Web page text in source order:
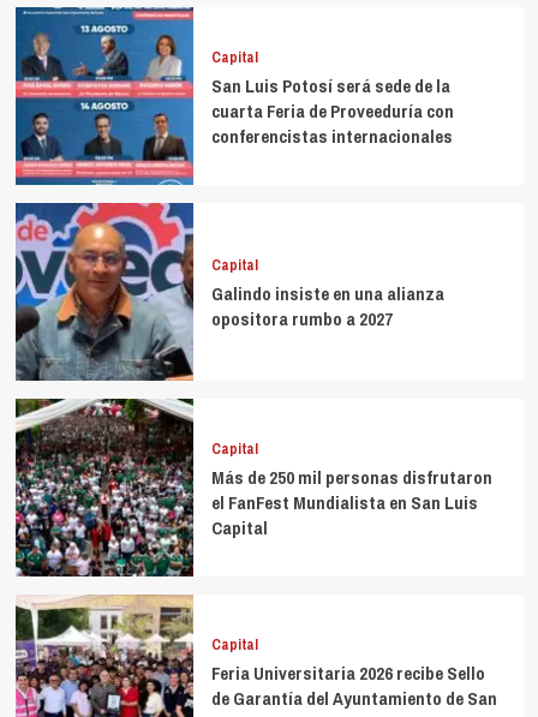
Capital
San Luis Potosí será sede de la
cuarta Feria de Proveeduría con
conferencistas internacionales
Capital
Galindo insiste en una alianza
opositora rumbo a 2027
Capital
Más de 250 mil personas disfrutaron
el FanFest Mundialista en San Luis
Capital
Capital
Feria Universitaria 2026 recibe Sello
de Garantía del Ayuntamiento de San